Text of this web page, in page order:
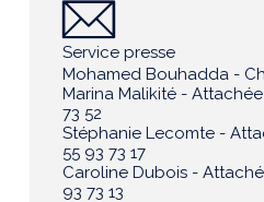
Service presse
Mohamed Bouhadda -
Marina Malikité -
73 52
Stéphanie Lecomte -
55 93 73 17
Caroline Dubois -
93 73 13